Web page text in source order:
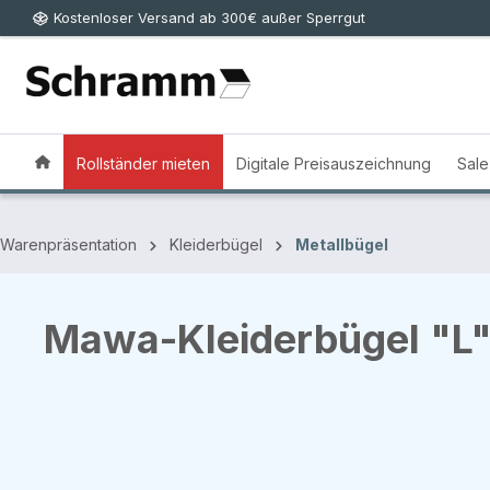
Hauptinhalt springen
Zur Suche springen
Zur Hauptnavigation springen
Kostenloser Versand ab 300€ außer Sperrgut
Rollständer mieten Digitale Preisauszeichnung Sale
Warenpräsentation Kleiderbügel Metallbügel
Mawa-Kleiderbügel